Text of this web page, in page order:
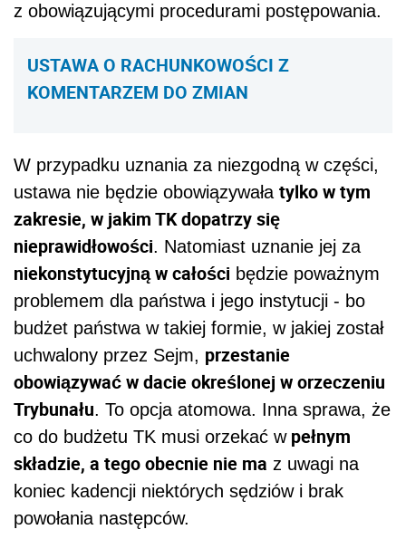
z obowiązującymi procedurami postępowania.
USTAWA O RACHUNKOWOŚCI Z
KOMENTARZEM DO ZMIAN
W przypadku uznania za niezgodną w części,
ustawa nie będzie obowiązywała tylko w tym
zakresie, w jakim TK dopatrzy się
nieprawidłowości. Natomiast uznanie jej za
niekonstytucyjną w całości będzie poważnym
problemem dla państwa i jego instytucji - bo
budżet państwa w takiej formie, w jakiej został
uchwalony przez Sejm, przestanie
obowiązywać w dacie określonej w orzeczeniu
Trybunału. To opcja atomowa. Inna sprawa, że
co do budżetu TK musi orzekać wpełnym
składzie, a tego obecnie nie ma z uwagi na
koniec kadencji niektórych sędziów i brak
powołania następców.